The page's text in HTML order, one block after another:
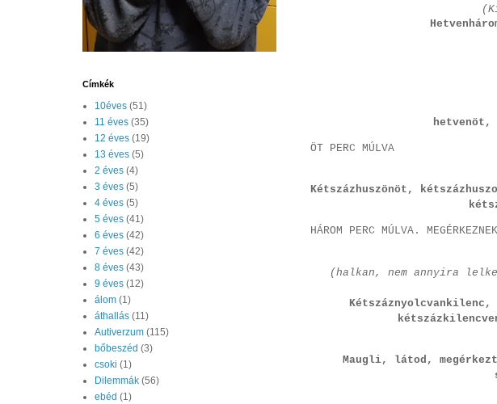
ÖT PERC MÚLVA
Kétszázhuszönöt,
HÁROM PERC MÚLVA.
(halkan, nem annyira
Maugli, látod,
Címkék
10éves (51)
11 éves (35)
12 éves (19)
13 éves (5)
2 éves (4)
3 éves (5)
4 éves (5)
5 éves (41)
6 éves (42)
7 éves (42)
8 éves (43)
9 éves (12)
álom (1)
áthallás (11)
Autiverzum (115)
bőbeszéd (3)
csoki (1)
Dilemmák (56)
ebéd (1)